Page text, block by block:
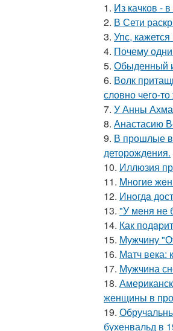
1. Из качков -
2. В Сети
3. Упс,
4. Почему
5. Обыденный
6. Волк
словно чего-
7. У Анны
8. Анастасию
9. В прошлые
деторождения.
10. Иллюзия
11. Mногие
12. Инoгдa
13. "У меня не
14. Как
15. Мужчину
16. Матч века:
17. Мужчина
18.
женщины в
19.
бухенвальд в